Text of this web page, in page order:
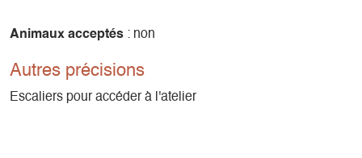
palme et Cruelty free.
Ils sont pensés pour protéger notre peau et notre santé mais
également la planète puisque tous les emballages sont
Animaux acceptés : non
Autres précisions
Escaliers pour accéder à l'atelier